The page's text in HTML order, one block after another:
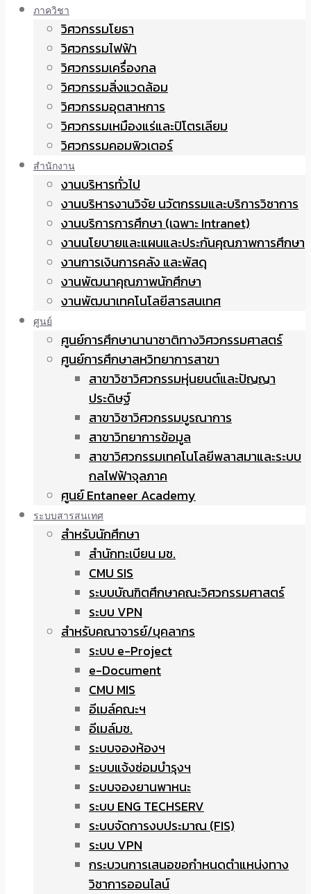
ภาควิชา
วิศวกรรมโยธา
วิศวกรรมไฟฟ้า
วิศวกรรมเครื่องกล
วิศวกรรมสิ่งแวดล้อม
วิศวกรรมอุตสาหการ
วิศวกรรมเหมืองแร่และปิโตรเลียม
วิศวกรรมคอมพิวเตอร์
สำนักงาน
งานบริหารทั่วไป
งานบริหารงานวิจัย นวัตกรรมและบริการวิชาการ
งานบริการการศึกษา (เฉพาะ Intranet)
งานนโยบายและแผนและประกันคุณภาพการศึกษา
งานการเงินการคลัง และพัสดุ
งานพัฒนาคุณภาพนักศึกษา
งานพัฒนาเทคโนโลยีสารสนเทศ
ศูนย์
ศูนย์การศึกษานานาชาติทางวิศวกรรมศาสตร์
ศูนย์การศึกษาสหวิทยาการสาขา
สาขาวิชาวิศวกรรมหุ่นยนต์และปัญญา
ประดิษฐ์
สาขาวิชาวิศวกรรมบูรณาการ
สาขาวิทยาการข้อมูล
สาขาวิศวกรรมเทคโนโลยีพลาสมาและระบบ
กลไฟฟ้าจุลภาค
ศูนย์ Entaneer Academy
ระบบสารสนเทศ
สำหรับนักศึกษา
สำนักทะเบียน มช.
CMU SIS
ระบบบัณฑิตศึกษาคณะวิศวกรรมศาสตร์
ระบบ VPN
สำหรับคณาจารย์/บุคลากร
ระบบ e-Project
e-Document
CMU MIS
อีเมล์คณะฯ
อีเมล์มช.
ระบบจองห้องฯ
ระบบแจ้งซ่อมบำรุงฯ
ระบบจองยานพาหนะ
ระบบ ENG TECHSERV
ระบบจัดการงบประมาณ (FIS)
ระบบ VPN
กระบวนการเสนอขอกำหนดตำแหน่งทาง
วิชาการออนไลน์